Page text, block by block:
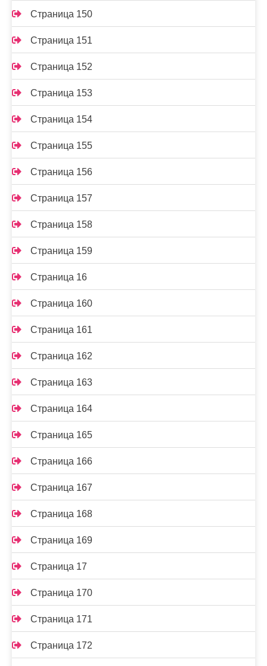
Страница 150
Страница 151
Страница 152
Страница 153
Страница 154
Страница 155
Страница 156
Страница 157
Страница 158
Страница 159
Страница 16
Страница 160
Страница 161
Страница 162
Страница 163
Страница 164
Страница 165
Страница 166
Страница 167
Страница 168
Страница 169
Страница 17
Страница 170
Страница 171
Страница 172